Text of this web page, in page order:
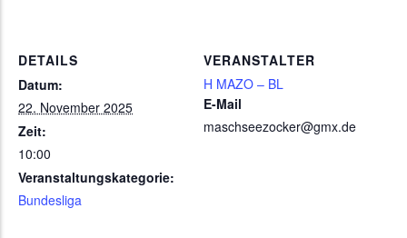
DETAILS
Datum:
22. November 2025
Zeit:
10:00
Veranstaltungskategorie:
Bundesliga
VERANSTALTER
H MAZO – BL
E-Mail
maschseezocker@gmx.de